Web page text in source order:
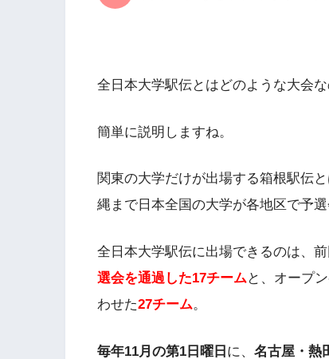
全日本大学駅伝とはどのような大会
簡単に説明しますね。
関東の大学だけが出場する箱根駅伝
縄まで日本全国の大学が各地区で予
全日本大学駅伝に出場できるのは、
選会を通過した17チームと、オープ
わせた27チーム。
毎年11月の第1日曜日 に、 名古屋・熱